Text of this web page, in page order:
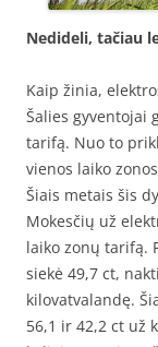
Nedideli, tačiau
Kaip žinia,
Šalies gyventojai
tarifą. Nuo to
vienos laiko
Šiais metais šis
Mokesčių už
laiko zonų tarifą.
siekė 49,7 ct,
kilovatvalandę.
56,1 ir 42,2 ct už